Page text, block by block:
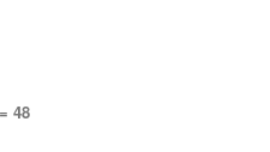
48